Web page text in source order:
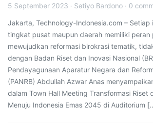
5 September 2023 · Setiyo Bardono · 0
Jakarta, Technology-Indonesia.com – Setiap
tingkat pusat maupun daerah memiliki peran
mewujudkan reformasi birokrasi tematik,
dengan Badan Riset dan Inovasi Nasional
Pendayagunaan Aparatur Negara dan
(PANRB) Abdullah Azwar Anas
dalam Town Hall Meeting Transformasi Riset
Menuju Indonesia Emas 2045 di Auditorium